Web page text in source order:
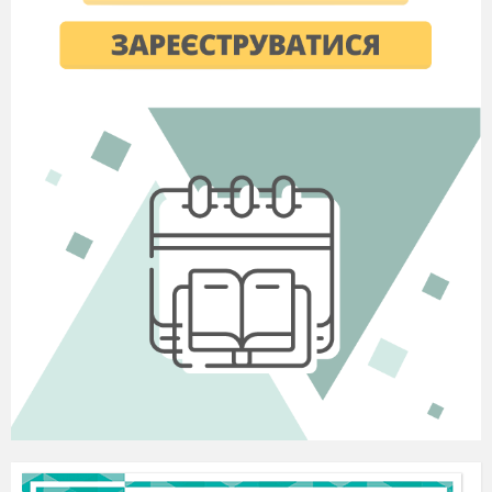
осявання і перевірку. Експериментальна
психологія також показала, що несвідоме і
творчості доповнюють одне одного.
Сукупність психічних якостей творчої
особистості стала об'єктом вивчення за часів
створення тестів і методик, їх обробки та
аналізу. Особлива роль тут відводиться уяві,
гнучкості та критичності мислення,
дивергентному мисленню, а також внутрішній
мотива
ції творчості, здатності до наближення
понять, ціліс
ності сприйняття тощо.
Але П.Торренс, автор одних з найвідоміших і
най
поширеніших тестів творчості, висунув
ве положення. Тест, що
неможливий! Причиною є суперечності між